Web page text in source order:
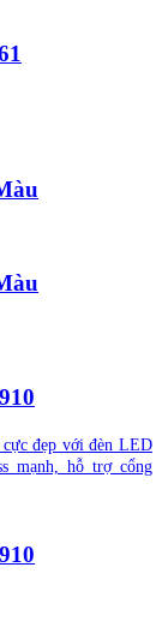
đẹp với đèn LED
mạnh, hỗ trợ cổng